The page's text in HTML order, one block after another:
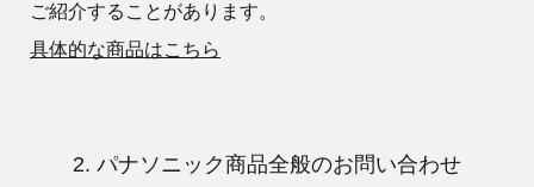
ご紹介することがあります。
具体的な商品はこちら
2. パナソニック商品全般のお問い合わせ